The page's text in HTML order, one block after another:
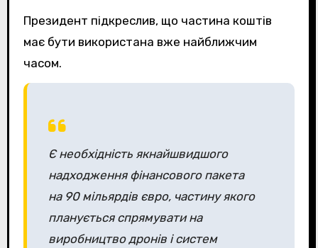
Президент підкреслив, що частина коштів
має бути використана вже найближчим
часом.
Є необхідність якнайшвидшого
надходження фінансового пакета
на 90 мільярдів євро, частину якого
планується спрямувати на
виробництво дронів і систем